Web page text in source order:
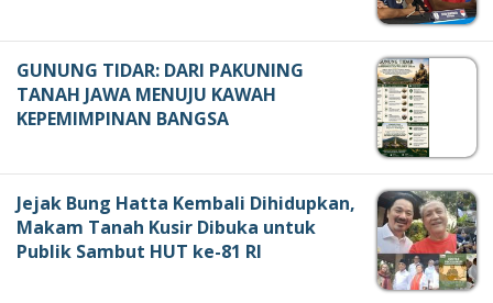
GUNUNG TIDAR: DARI PAKUNING
TANAH JAWA MENUJU KAWAH
KEPEMIMPINAN BANGSA
Jejak Bung Hatta Kembali Dihidupkan,
Makam Tanah Kusir Dibuka untuk
Publik Sambut HUT ke-81 RI